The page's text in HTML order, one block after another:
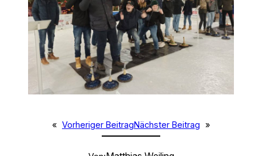
« Vorheriger BeitragNächster Beitrag »